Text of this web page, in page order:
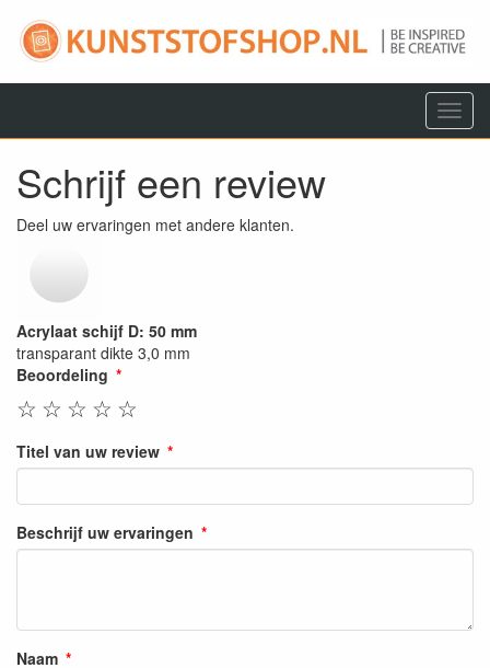
Menu
Schrijf een review
Deel uw ervaringen met andere klanten.
Acrylaat schijf D: 50 mm
transparant dikte 3,0 mm
Beoordeling
☆
☆
☆
☆
☆
Titel van uw review
Beschrijf uw ervaringen
Naam